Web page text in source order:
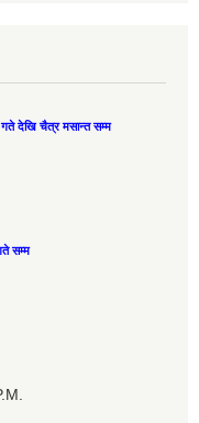
देखि चैत्र मसान्त सम्म
सम्म